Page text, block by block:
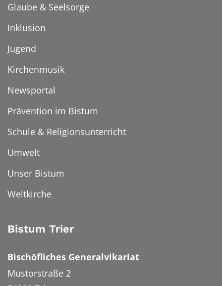
Glaube & Seelsorge
Inklusion
Jugend
Kirchenmusik
Newsportal
Prävention im Bistum
Schule & Religionsunterricht
Umwelt
Unser Bistum
Weltkirche
Bistum Trier
Bischöfliches Generalvikariat
Mustorstraße 2